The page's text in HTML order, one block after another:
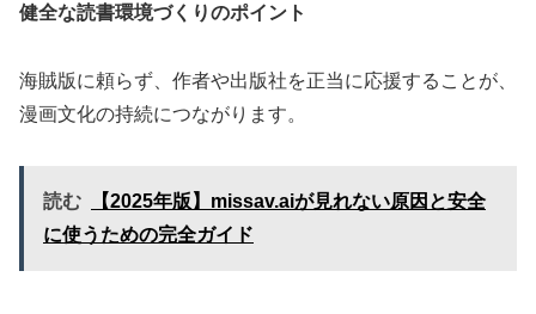
健全な読書環境づくりのポイント
海賊版に頼らず、作者や出版社を正当に応援することが、
漫画文化の持続につながります。
読む
【2025年版】missav.aiが見れない原因と安全
に使うための完全ガイド